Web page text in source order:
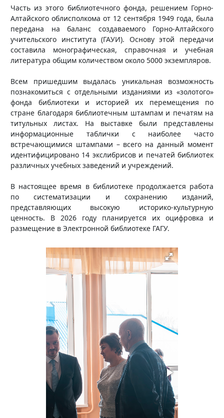
Часть из этого библиотечного фонда, решением Горно-
Алтайского облисполкома от 12 сентября 1949 года, была
передана на баланс создаваемого Горно-Алтайского
учительского института (ГАУИ). Основу этой передачи
составила монографическая, справочная и учебная
литература общим количеством около 5000 экземпляров.
Всем пришедшим выдалась уникальная возможность
познакомиться с отдельными изданиями из «золотого»
фонда библиотеки и историей их перемещения по
стране благодаря библиотечным штампам и печатям на
титульных листах. На выставке были представлены
информационные таблички с наиболее часто
встречающимися штампами – всего на данный момент
идентифицировано 14 экслибрисов и печатей библиотек
различных учебных заведений и учреждений.
В настоящее время в библиотеке продолжается работа
по систематизации и сохранению изданий,
представляющих высокую историко-культурную
ценность. В 2026 году планируется их оцифровка и
размещение в Электронной библиотеке ГАГУ.